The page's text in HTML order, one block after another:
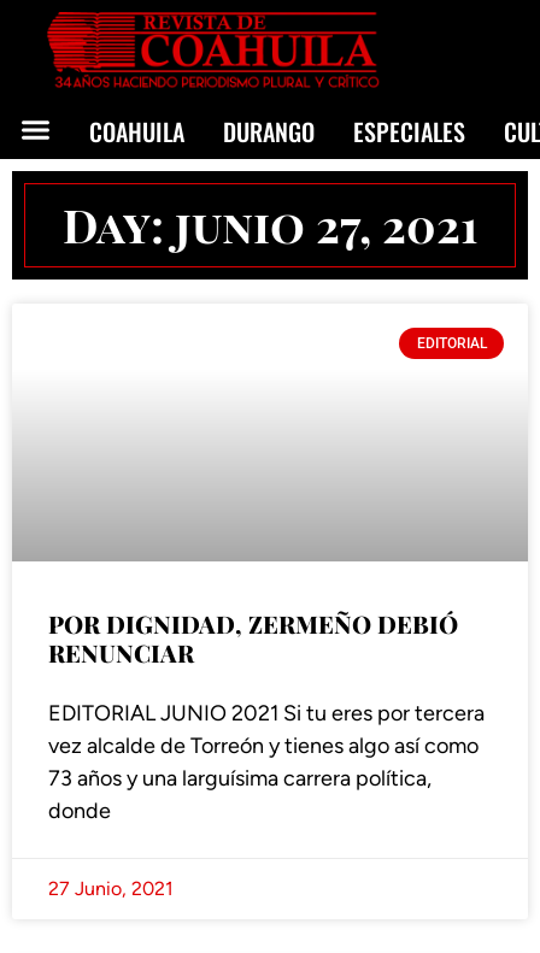
COAHUILA DURANGO ESPECIALES
Day: junio 27, 2021
EDITORIAL
POR DIGNIDAD, ZERMEÑO DEBIÓ
RENUNCIAR
EDITORIAL JUNIO 2021 Si tu eres por tercera
vez alcalde de Torreón y tienes algo así como
73 años y una larguísima carrera política,
donde
27 Junio, 2021